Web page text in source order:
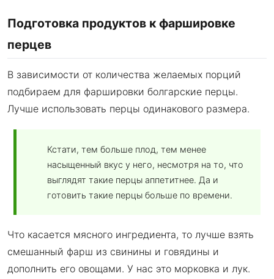
Подготовка продуктов к фаршировке
перцев
В зависимости от количества желаемых порций
подбираем для фаршировки болгарские перцы.
Лучше использовать перцы одинакового размера.
Кстати, тем больше плод, тем менее
насыщенный вкус у него, несмотря на то, что
выглядят такие перцы аппетитнее. Да и
готовить такие перцы больше по времени.
Что касается мясного ингредиента, то лучше взять
смешанный фарш из свинины и говядины и
дополнить его овощами. У нас это морковка и лук.